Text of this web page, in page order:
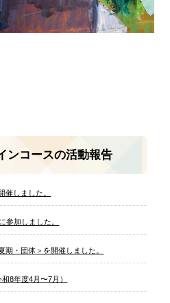
ンコースの活動報告
催しました。
参加しました。
期・団体＞を開催しました。
8年度4月〜7月）